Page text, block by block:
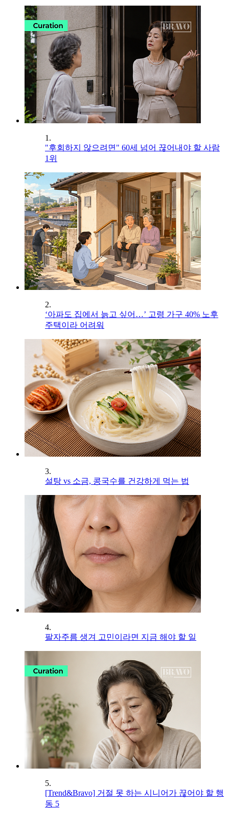
1.
"후회하지 않으려면" 60세 넘어 끊어내야 할 사람
1위
2.
‘아파도 집에서 늙고 싶어…’ 고령 가구 40% 노후
주택이라 어려워
3.
설탕 vs 소금, 콩국수를 건강하게 먹는 법
4.
팔자주름 생겨 고민이라면 지금 해야 할 일
5.
[Trend&Bravo] 거절 못 하는 시니어가 끊어야 할 행
동 5